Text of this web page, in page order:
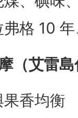
格 10
（艾雷
香均衡